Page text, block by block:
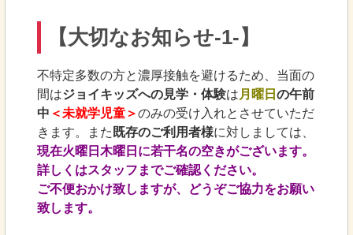
【大切なお知らせ-1-】
不特定多数の方と濃厚接触を避けるため、当面の
間はジョイキッズへの見学・体験は 月曜日 の午前
中 ＜未就学児童＞のみの受け入れとさせていただ
きます。また 既存のご利用者様に対しましては、
現在火曜日木曜日に若干名の空きがございます。
詳しくはスタッフまでご確認ください。
ご不便おかけ致しますが、どうぞご協力をお願い
致します。